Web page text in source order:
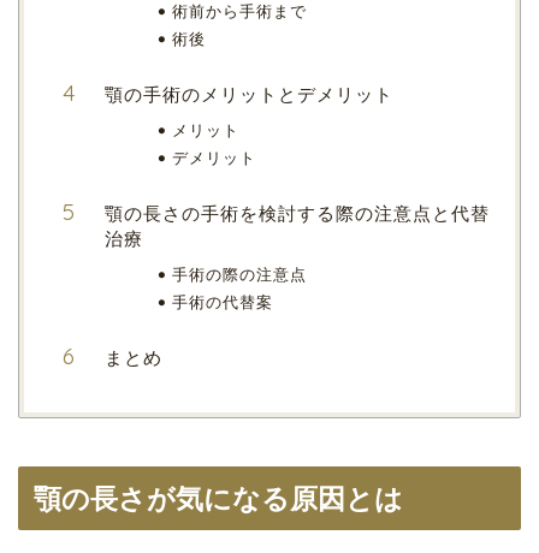
術前から手術まで
術後
顎の手術のメリットとデメリット
メリット
デメリット
顎の長さの手術を検討する際の注意点と代替
治療
手術の際の注意点
手術の代替案
まとめ
顎の長さが気になる原因とは